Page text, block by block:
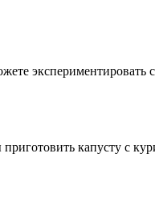
капусту с